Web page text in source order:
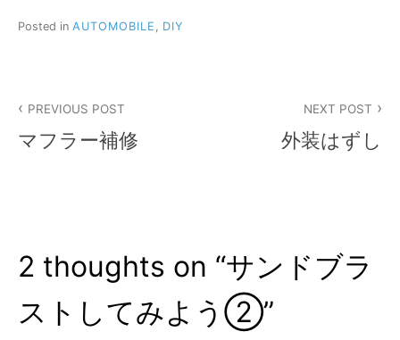
Posted in AUTOMOBILE DIY
稿
ー
シ
ョ
PREVIOUS POST
マフラー補修
NEXT POST
外装はずし
2 thoughts on “サンドブラ
ストしてみよう②”